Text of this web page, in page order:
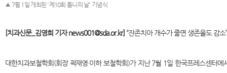
▲ 7월 1일 개최된 '제10회 틀니의 날' 기념식
[치과신문_김영희 기자 news001@sda.or.kr] “잔존치아 개수가 줄면 생존율도 감
대한치과보철학회(회장 곽재영·이하 보철학회)가 지난 7월 1일 한국프레스센터